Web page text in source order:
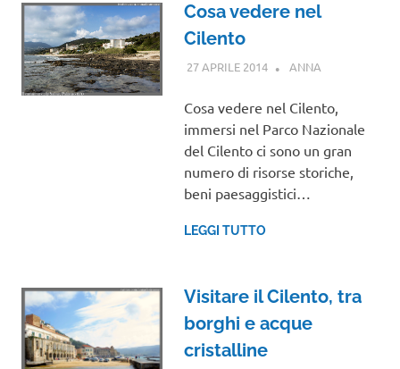
Cosa vedere nel
Cilento
27 APRILE 2014 ANNA
Cosa vedere nel Cilento,
immersi nel Parco Nazionale
del Cilento ci sono un gran
numero di risorse storiche,
beni paesaggistici…
LEGGI TUTTO
Visitare il Cilento, tra
borghi e acque
cristalline